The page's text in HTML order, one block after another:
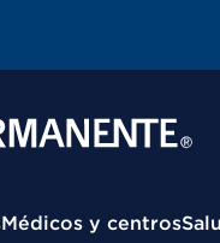
Médicos y centros